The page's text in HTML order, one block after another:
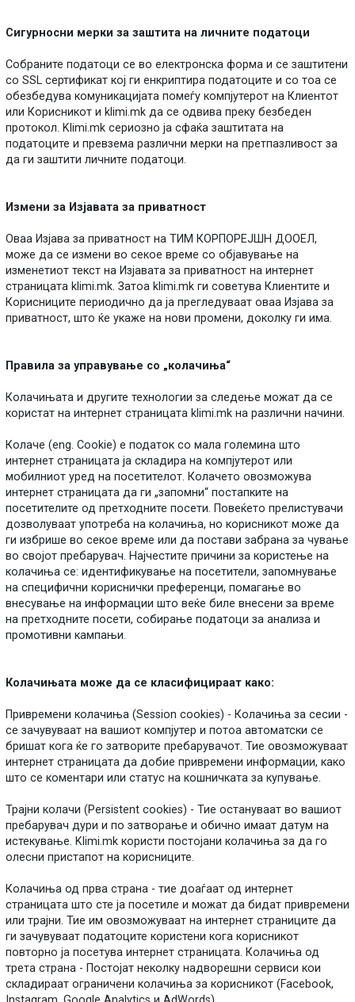
Сигурносни мерки за заштита на личните податоци
Собраните податоци се во електронска форма и се заштитени
со SSL сертификат кој ги енкриптира податоците и со тоа се
обезбедува комуникацијата помеѓу компјутерот на Клиентот
или Корисникот и klimi.mk да се одвива преку безбеден
протокол. Klimi.mk сериозно ја сфаќа заштитата на
податоците и превзема различни мерки на претпазливост за
да ги заштити личните податоци.
Измени за Изјавата за приватност
Оваа Изјава за приватност на ТИМ КОРПОРЕЈШН ДООЕЛ,
може да се измени во секое време со објавување на
изменетиот текст на Изјавата за приватност на интернет
страницата klimi.mk. Затоа klimi.mk ги советува Клиентите и
Корисниците периодично да ја прегледуваат оваа Изјава за
приватност, што ќе укаже на нови промени, доколку ги има.
Правила за управување со „колачиња“
Колачињата и другите технологии за следење можат да се
користат на интернет страницата klimi.mk на различни начини.
Колаче (eng. Cookie) е податок со мала големина што
интернет страницата ја складира на компјутерот или
мобилниот уред на посетителот. Колачето овозможува
интернет страницата да ги „запомни“ постапките на
посетителите од претходните посети. Повеќето прелистувачи
дозволуваат употреба на колачиња, но корисникот може да
ги избрише во секое време или да постави забрана за чување
во својот пребарувач. Најчестите причини за користење на
колачиња се: идентификување на посетители, запомнување
на специфични кориснички преференци, помагање во
внесување на информации што веќе биле внесени за време
на претходните посети, собирање податоци за анализа и
промотивни кампањи.
Колачињата може да се класифицираат како:
Привремени колачиња (Session cookies) - Колачиња за сесии -
се зачувуваат на вашиот компјутер и потоа автоматски се
бришат кога ќе го затворите пребарувачот. Тие овозможуваат
интернет страницата да добие привремени информации, како
што се коментари или статус на кошничката за купување.
Трајни колачи (Persistent cookies) - Тие остануваат во вашиот
пребарувач дури и по затворање и обично имаат датум на
истекување. Klimi.mk користи постојани колачиња за да го
олесни пристапот на корисниците.
Колачиња од прва страна - тие доаѓаат од интернет
страницата што сте ја посетиле и можат да бидат привремени
или трајни. Тие им овозможуваат на интернет страниците да
ги зачувуваат податоците користени кога корисникот
повторно ја посетува интернет страницата. Колачиња од
трета страна - Постојат неколку надворешни сервиси кои
складираат ограничени колачиња за корисникот (Facebook,